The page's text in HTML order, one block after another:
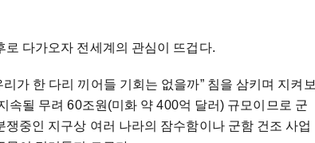
다가오자 전세계의 관심이 뜨겁다.
가 한 다리 끼어들 기회는 없을까” 침을 삼키며 지켜보
속될 무려 60조원(미화 약 400억 달러) 규모이므로 군
중인 지구상 여러 나라의 잠수함이나 군함 건조 사업